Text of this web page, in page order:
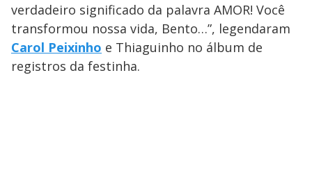
verdadeiro significado da palavra AMOR! Você
transformou nossa vida, Bento…”, legendaram
Carol Peixinho e Thiaguinho no álbum de
registros da festinha.